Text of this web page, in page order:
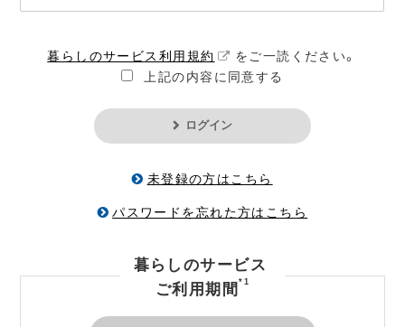
暮らしのサービス利用規約
をご一読ください。
上記の内容に同意する
ログイン
未登録の方はこちら
パスワードを忘れた方はこちら
暮らしのサービス
ご利用期間 *1